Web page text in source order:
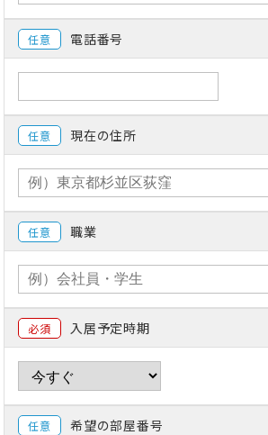
任意 電話番号
任意 現在の住所
任意 職業
必須 入居予定時期
任意 希望の部屋番号